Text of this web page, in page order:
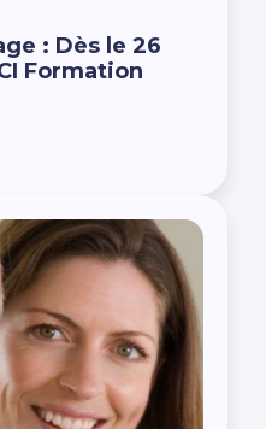
: Dès le 26
Formation